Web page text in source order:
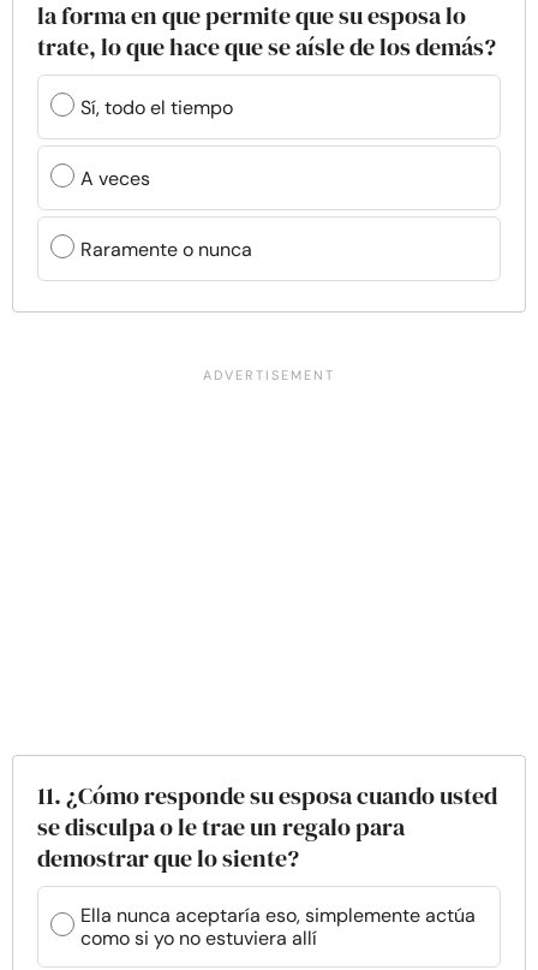
la forma en que permite que su esposa lo
trate, lo que hace que se aísle de los demás?
Sí, todo el tiempo
A veces
Raramente o nunca
11. ¿Cómo responde su esposa cuando usted
se disculpa o le trae un regalo para
demostrar que lo siente?
Ella nunca aceptaría eso, simplemente actúa
como si yo no estuviera allí